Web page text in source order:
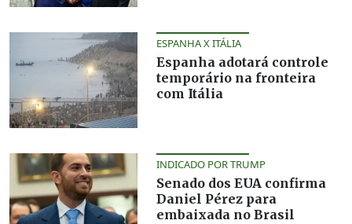
ESPANHA X ITÁLIA
Espanha adotará controle
temporário na fronteira
com Itália
INDICADO POR TRUMP
Senado dos EUA confirma
Daniel Pérez para
embaixada no Brasil